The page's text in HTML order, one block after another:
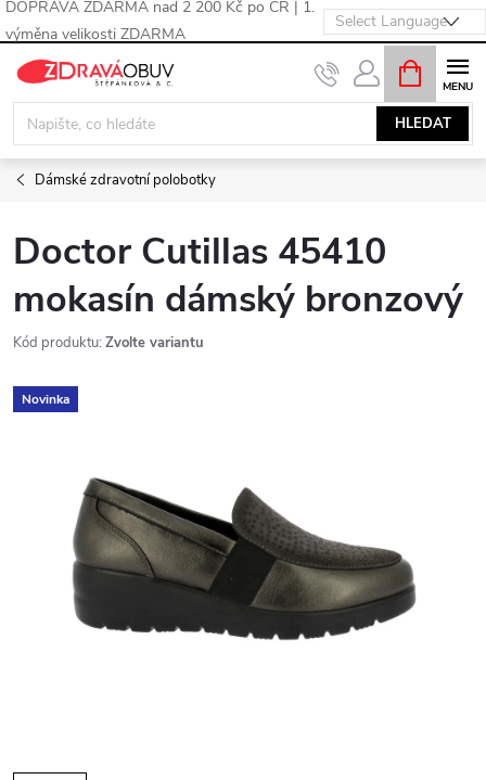
DOPRAVA ZDARMA nad 2 200 Kč po ČR | 1.
výměna velikosti ZDARMA
Přejít
obsah
HLEDAT
NÁKUPNÍ
KOŠÍK
Dámské zdravotní polobotky
Doctor Cutillas 45410
mokasín dámský bronzový
Kód produktu: Zvolte variantu
Novinka